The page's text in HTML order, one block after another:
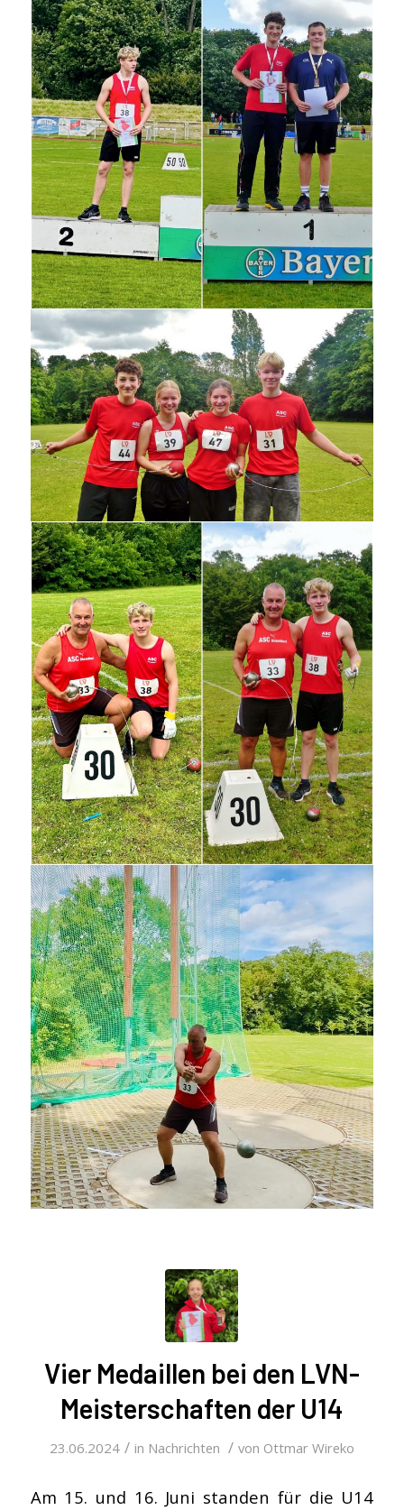
Vier Medaillen bei den LVN-
Meisterschaften der U14
23.06.2024 / in Nachrichten / von Ottmar Wireko
Am 15. und 16. Juni standen für die U14